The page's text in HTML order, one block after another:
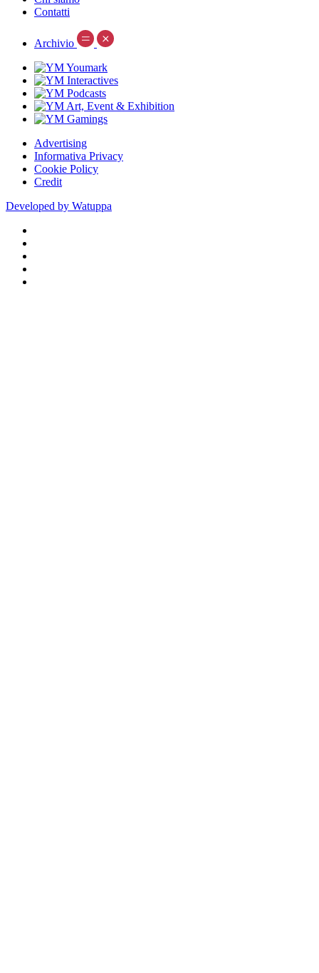
Contatti
Archivio
Advertising
Informativa Privacy
Cookie Policy
Credit
Developed by Watuppa